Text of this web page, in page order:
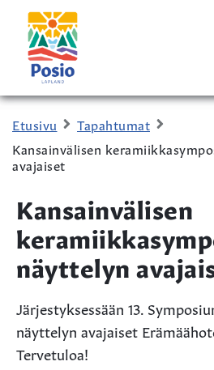
Siirry sisältöön
Kaupungin
logo
Etusivu
Tapahtumat
Kansainvälisen
avajaiset
Kansainvälisen
näyttelyn
Järjestyksessään 13.
näyttelyn avajaiset
Tervetuloa!